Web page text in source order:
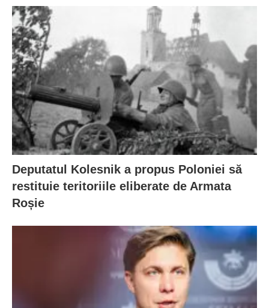
Deputatul Kolesnik a propus Poloniei să
restituie teritoriile eliberate de Armata
Roșie